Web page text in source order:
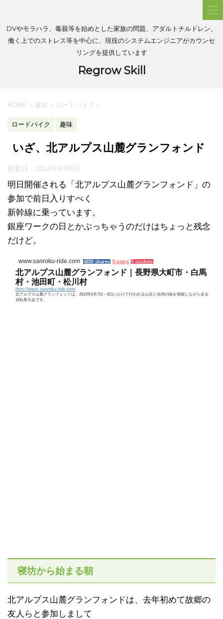
DVやモラハラ、毒親等を始めとした家族の問題、アダルトチルドレン、
働く上でのストレス等を中心に、現役のシステムエンジニアがカウンセ
リングを提供しています
Regrow Skill
HOME > 趣味 > ロードバイク >
ロードバイク 趣味
いざ、北アルプス山麓グランフォンド
更新日： 2016年9月5日
明日開催される「北アルプス山麓グランフォンド」の
参加で前日入りすべく
新幹線に乗っています。
銀座ワークの日とかぶっちゃうのだけはちょっと残念
だけど。
www.sanroku-ride.com 4850 shares 5 users 5 pockets
北アルプス山麓グランフォンド｜長野県大町市・白馬
村・池田町・松川村
http://www.sanroku-ride.com
北アルプス山麓グランフォンドは、2013年9月7日～8日にかけて行われる山岳と信州の味を堪能しながら走る
自転車大会です。
寝坊から始まる朝
北アルプス山麓グランフォンドは、去年初めて故郷の
友人らと参加しまして